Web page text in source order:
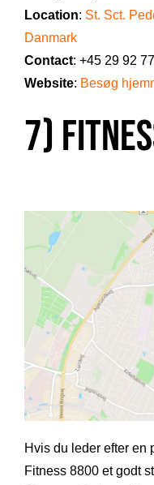
Location: St. Sct.
Danmark
Contact: +45 29 92
Website: Besøg
7)
Hvis du leder efter
Fitness 8800 et godt